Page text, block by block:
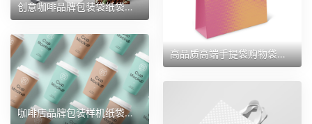
创意咖啡品牌包装袋纸袋自封袋纸杯吸管茶杯样机贴图 第175期
高品质高端手提袋购物袋礼品袋纸袋效果图展示样机 第121期
咖啡店品牌包装样机纸袋纸杯名片手提袋杯子样机 第104期